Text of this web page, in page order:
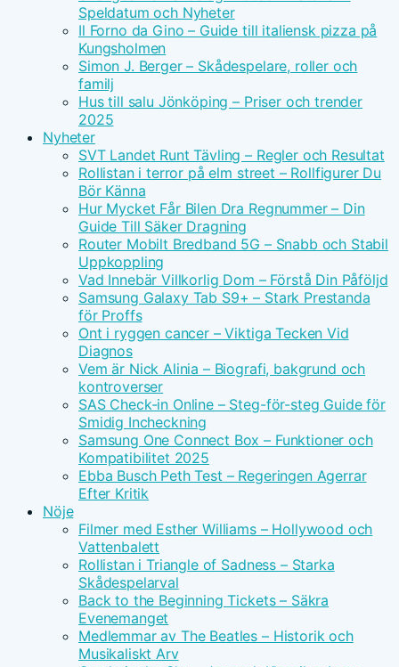
Speldatum och Nyheter
Il Forno da Gino – Guide till italiensk pizza på
Kungsholmen
Simon J. Berger – Skådespelare, roller och
familj
Hus till salu Jönköping – Priser och trender
2025
Nyheter
SVT Landet Runt Tävling – Regler och Resultat
Rollistan i terror på elm street – Rollfigurer Du
Bör Känna
Hur Mycket Får Bilen Dra Regnummer – Din
Guide Till Säker Dragning
Router Mobilt Bredband 5G – Snabb och Stabil
Uppkoppling
Vad Innebär Villkorlig Dom – Förstå Din Påföljd
Samsung Galaxy Tab S9+ – Stark Prestanda
för Proffs
Ont i ryggen cancer – Viktiga Tecken Vid
Diagnos
Vem är Nick Alinia – Biografi, bakgrund och
kontroverser
SAS Check-in Online – Steg-för-steg Guide för
Smidig Incheckning
Samsung One Connect Box – Funktioner och
Kompatibilitet 2025
Ebba Busch Peth Test – Regeringen Agerrar
Efter Kritik
Nöje
Filmer med Esther Williams – Hollywood och
Vattenbalett
Rollistan i Triangle of Sadness – Starka
Skådespelarval
Back to the Beginning Tickets – Säkra
Evenemanget
Medlemmar av The Beatles – Historik och
Musikaliskt Arv